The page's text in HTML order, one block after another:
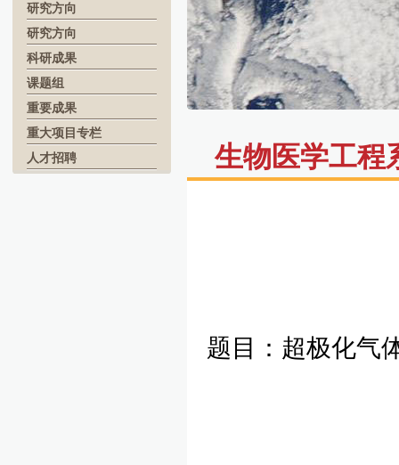
研究方向
研究方向
科研成果
课题组
重要成果
重大项目专栏
人才招聘
生物医学工程
题目：超极化气